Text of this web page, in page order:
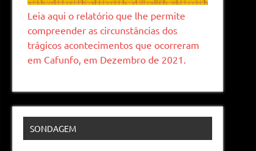
Leia aqui o relatório que lhe permite
compreender as circunstâncias dos
trágicos acontecimentos que ocorreram
em Cafunfo, em Dezembro de 2021.
SONDAGEM